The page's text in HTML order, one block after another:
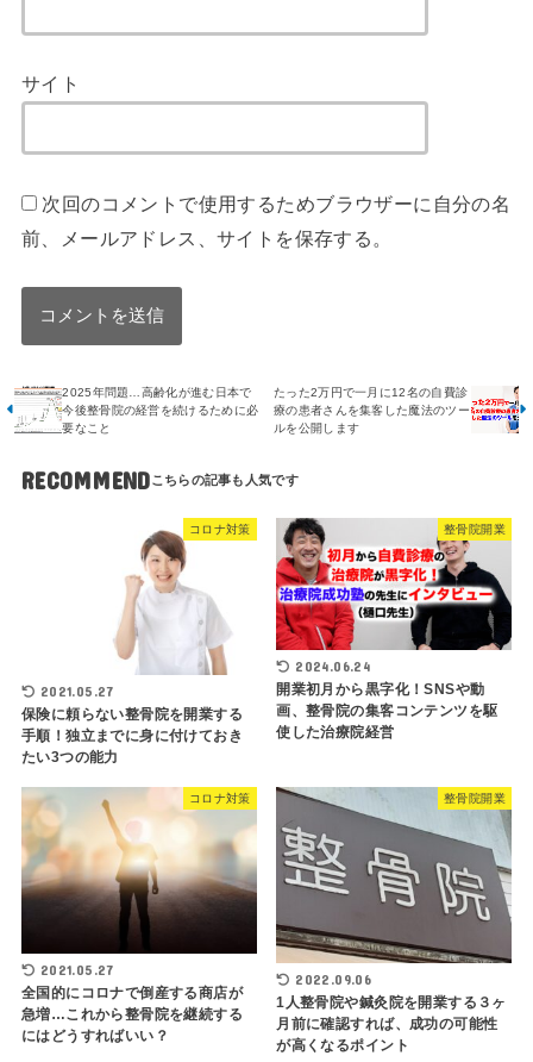
サイト
次回のコメントで使用するためブラウザーに自分の名
前、メールアドレス、サイトを保存する。
2025年問題…高齢化が進む日本で
今後整骨院の経営を続けるために必
要なこと
たった2万円で一月に12名の自費診
療の患者さんを集客した魔法のツー
ルを公開します
RECOMMEND
コロナ対策
2021.05.27
保険に頼らない整骨院を開業する
手順！独立までに身に付けておき
たい3つの能力
整骨院開業
2024.06.24
開業初月から黒字化！SNSや動
画、整骨院の集客コンテンツを駆
使した治療院経営
コロナ対策
2021.05.27
全国的にコロナで倒産する商店が
急増…これから整骨院を継続する
にはどうすればいい？
整骨院開業
2022.09.06
1人整骨院や鍼灸院を開業する３ヶ
月前に確認すれば、成功の可能性
が高くなるポイント